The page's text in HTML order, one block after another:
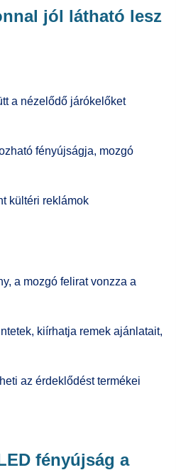
jól látható lesz
a nézelődő járókelőket
fényújságja, mozgó
kültéri reklámok
a mozgó felirat vonzza a
kiírhatja remek ajánlatait,
az érdeklődést termékei
fényújság a